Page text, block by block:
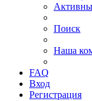
Поиск
Наша
FAQ
Вход
Регистрация